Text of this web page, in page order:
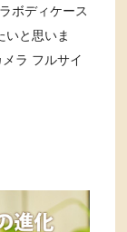
ボディケース
と思いま
ラ フルサイ